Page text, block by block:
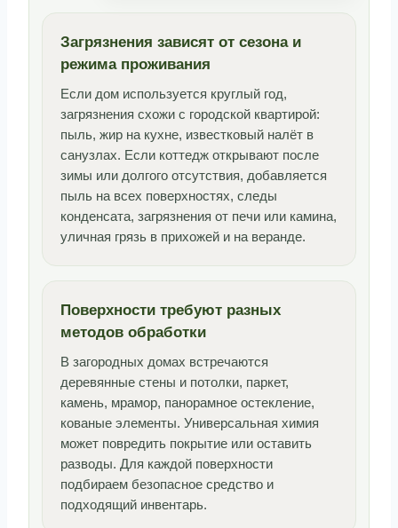
Загрязнения зависят от сезона и
режима проживания
Если дом используется круглый год,
загрязнения схожи с городской квартирой:
пыль, жир на кухне, известковый налёт в
санузлах. Если коттедж открывают после
зимы или долгого отсутствия, добавляется
пыль на всех поверхностях, следы
конденсата, загрязнения от печи или камина,
уличная грязь в прихожей и на веранде.
Поверхности требуют разных
методов обработки
В загородных домах встречаются
деревянные стены и потолки, паркет,
камень, мрамор, панорамное остекление,
кованые элементы. Универсальная химия
может повредить покрытие или оставить
разводы. Для каждой поверхности
подбираем безопасное средство и
подходящий инвентарь.